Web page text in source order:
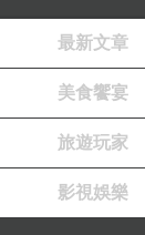
最新文章
美食饗宴
旅遊玩家
影視娛樂